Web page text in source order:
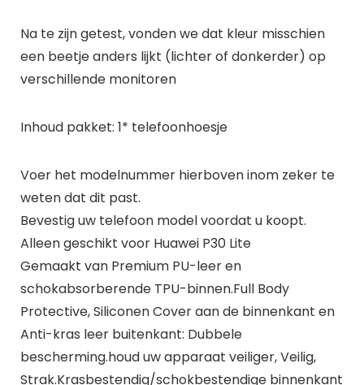
Na te zijn getest, vonden we dat kleur misschien
een beetje anders lijkt (lichter of donkerder) op
verschillende monitoren
Inhoud pakket: 1* telefoonhoesje
Voer het modelnummer hierboven inom zeker te
weten dat dit past.
Bevestig uw telefoon model voordat u koopt.
Alleen geschikt voor Huawei P30 Lite
Gemaakt van Premium PU-leer en
schokabsorberende TPU-binnen.Full Body
Protective, Siliconen Cover aan de binnenkant en
Anti-kras leer buitenkant: Dubbele
bescherming.houd uw apparaat veiliger, Veilig,
Strak.Krasbestendig/schokbestendige binnenkant